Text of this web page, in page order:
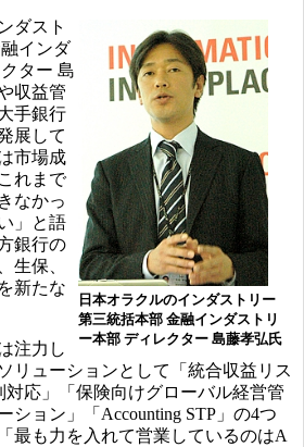
日本オラクルのインダストリー
第三統括本部 金融インダストリ
ー本部 ディレクター 島藤孝弘氏
ダスト
インダ
ター 島
収益管
手銀行
展して
市場成
れまで
なかっ
」と語
銀行の
生保、
新たな
注力し
リューションとして「統合収益リス
対応」「保険向けグローバル経営管
ション」「Accounting STP」の4つ
最も力を入れて営業しているのはA